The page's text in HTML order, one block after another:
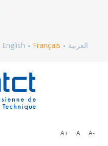
English Français العربية
A+ A A-